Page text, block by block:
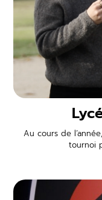
Au cours de
tournoi